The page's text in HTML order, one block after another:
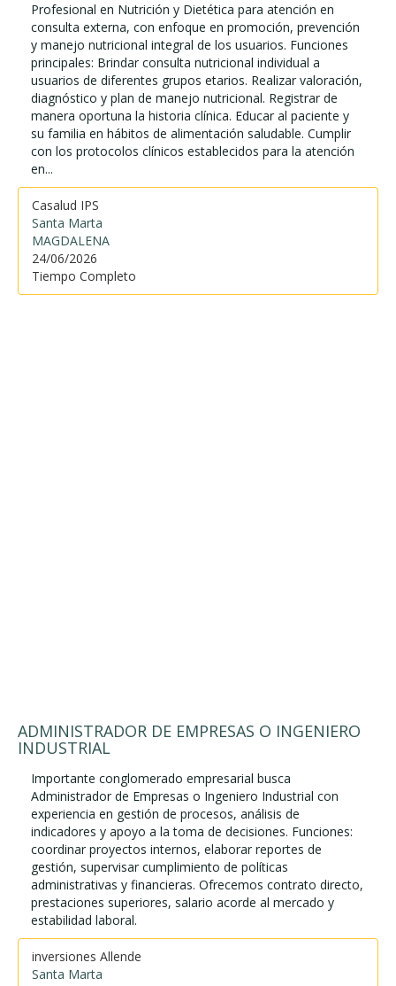
Profesional en Nutrición y Dietética para atención en
consulta externa, con enfoque en promoción, prevención
y manejo nutricional integral de los usuarios. Funciones
principales: Brindar consulta nutricional individual a
usuarios de diferentes grupos etarios. Realizar valoración,
diagnóstico y plan de manejo nutricional. Registrar de
manera oportuna la historia clínica. Educar al paciente y
su familia en hábitos de alimentación saludable. Cumplir
con los protocolos clínicos establecidos para la atención
en...
Casalud IPS
Santa Marta
MAGDALENA
24/06/2026
Tiempo Completo
ADMINISTRADOR DE EMPRESAS O INGENIERO
INDUSTRIAL
Importante conglomerado empresarial busca
Administrador de Empresas o Ingeniero Industrial con
experiencia en gestión de procesos, análisis de
indicadores y apoyo a la toma de decisiones. Funciones:
coordinar proyectos internos, elaborar reportes de
gestión, supervisar cumplimiento de políticas
administrativas y financieras. Ofrecemos contrato directo,
prestaciones superiores, salario acorde al mercado y
estabilidad laboral.
inversiones Allende
Santa Marta